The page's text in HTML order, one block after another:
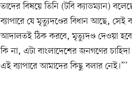
তাদের বিষয়ে তিনি (টবি ক্যাডম্যান)
ব্যাপারে যে মৃত্যুদণ্ডের বিধান আছে, সেই
আদালতই ঠিক করবে, মৃত্যুদণ্ড দেওয়া
কি না, এটা বাংলাদেশের জনগণের
এই ব্যাপারে আমাদের কিছু বলার নেই।”’